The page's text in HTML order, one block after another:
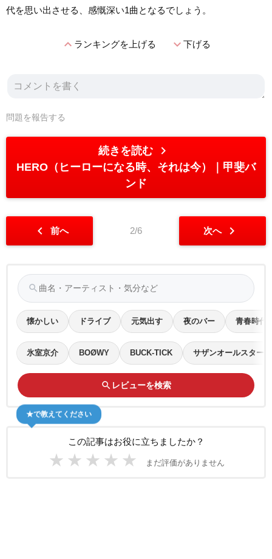
代を思い出させる、感慨深い1曲となるでしょう。
expand_lessランキングを上げる expand_more下げる
問題を報告する
続きを読む chevron_right
HERO（ヒーローになる時、それは今）
甲斐バ
ンド
chevron_left 前へ 2/6 次へ chevron_right
search
懐かしい ドライブ 元気出す 夜のバー 青春時代
氷室京介 BOØWY BUCK-TICK サザンオールスターズ
search レビューを検索
この記事はお役に立ちましたか？
★ ★ ★ ★ ★ まだ評価がありません
★で教えてください